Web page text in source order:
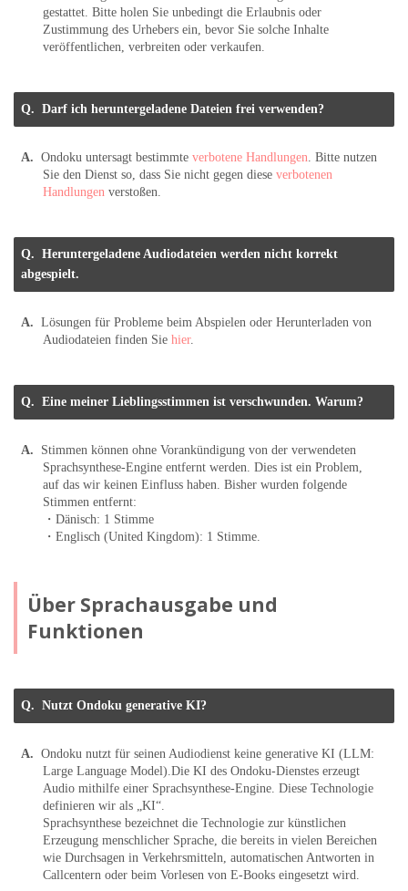
gestattet. Bitte holen Sie unbedingt die Erlaubnis oder
Zustimmung des Urhebers ein, bevor Sie solche Inhalte
veröffentlichen, verbreiten oder verkaufen.
Darf ich heruntergeladene Dateien frei verwenden?
Ondoku untersagt bestimmte verbotene Handlungen. Bitte nutzen
Sie den Dienst so, dass Sie nicht gegen diese verbotenen
Handlungen verstoßen.
Heruntergeladene Audiodateien werden nicht korrekt
abgespielt.
Lösungen für Probleme beim Abspielen oder Herunterladen von
Audiodateien finden Sie hier.
Eine meiner Lieblingsstimmen ist verschwunden. Warum?
Stimmen können ohne Vorankündigung von der verwendeten
Sprachsynthese-Engine entfernt werden. Dies ist ein Problem,
auf das wir keinen Einfluss haben. Bisher wurden folgende
Stimmen entfernt:
・Dänisch: 1 Stimme
・Englisch (United Kingdom): 1 Stimme.
Über Sprachausgabe und
Funktionen
Nutzt Ondoku generative KI?
Ondoku nutzt für seinen Audiodienst keine generative KI (LLM:
Large Language Model). Die KI des Ondoku-Dienstes erzeugt
Audio mithilfe einer Sprachsynthese-Engine. Diese Technologie
definieren wir als „KI“.
Sprachsynthese bezeichnet die Technologie zur künstlichen
Erzeugung menschlicher Sprache, die bereits in vielen Bereichen
wie Durchsagen in Verkehrsmitteln, automatischen Antworten in
Callcentern oder beim Vorlesen von E-Books eingesetzt wird.